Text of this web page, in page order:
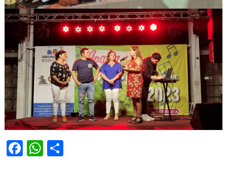
Facebook
WhatsApp
Share